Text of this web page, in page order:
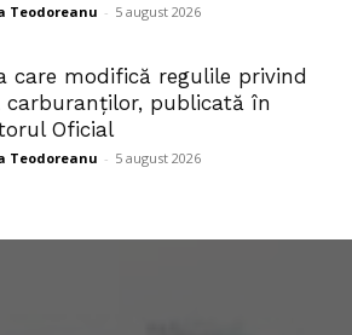
Teodoreanu - 5 august 2026
care modifică regulile privind
carburanților, publicată în
Oficial
Teodoreanu - 5 august 2026